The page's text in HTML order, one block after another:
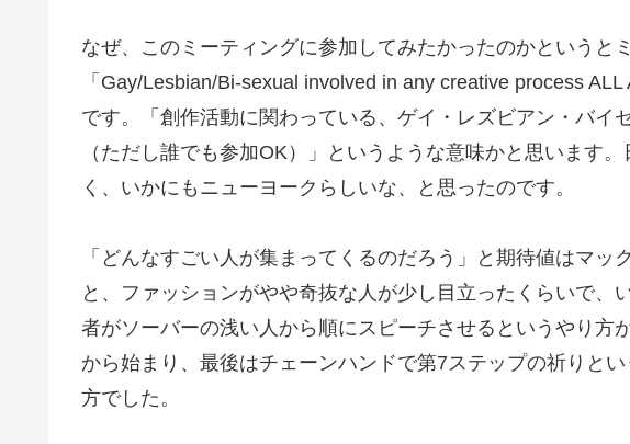
なぜ、このミーティングに参加してみたかったのかというと
「Gay/Lesbian/Bi-sexual involved in any creative process
です。「創作活動に関わっている、ゲイ・レズビアン・バイ
（ただし誰でも参加OK）」というような意味かと思います
く、いかにもニューヨークらしいな、と思ったのです。
「どんなすごい人が集まってくるのだろう」と期待値はマッ
と、ファッションがやや奇抜な人が少し目立ったくらいで、
者がソーバーの浅い人から順にスピーチさせるというやり方
から始まり、最後はチェーンハンドで第7ステップの祈りと
方でした。